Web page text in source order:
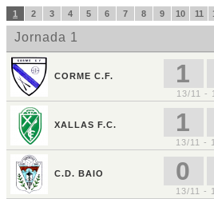
1 2 3 4 5 6 7 8 9 10 11
Jornada 1
CORME C.F. 1
13/11 -
XALLAS F.C. 1
13/11 -
C.D. BAIO 0
13/11 -